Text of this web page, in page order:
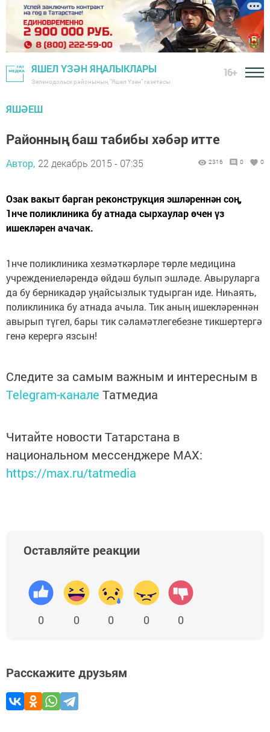
ЯШЕЛ ҮЗӘН ЯҢАЛЫКЛАРЫ
Зеленодольск районының "Яшел Үзән" газетасы
16+
ЯШӘЕШ
Районның баш табибы хәбәр итте
Автор, 22 декабрь 2015 - 07:35 2316 0 0
Озак вакыт барган реконструкция эшләреннән соң,
1нче поликлиника бу атнада сырхаулар өчен үз
ишекләрен ачачак.
1нче поликлиника хезмәткәрләре төрле медицина
учреждениеләрендә өйдәш булып эшләде. Авыруларга
да бу берникадәр уңайсызлык тудырган иде. Ниһаять,
поликлиника бу атнада ачыла. Тик аның ишекләреннән
авырып түгел, бары тик сәламәтлегебезне тикшертергә
генә керергә язсын!
Следите за самым важным и интересным в
Telegram-канале Татмедиа
Читайте новости Татарстана в
национальном мессенджере MАХ:
https://max.ru/tatmedia
Оставляйте реакции
0 0 0 0 0
Расскажите друзьям